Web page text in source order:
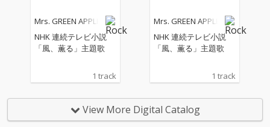
Mrs. GREEN APPLE
NHK 連続テレビ小説
「風、薫る」主題歌
1 track
Mrs. GREEN APPLE
NHK 連続テレビ小説
「風、薫る」主題歌
1 track
View More Digital Catalog